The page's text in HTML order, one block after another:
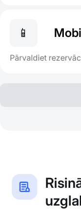
📱
Pārvaldiet